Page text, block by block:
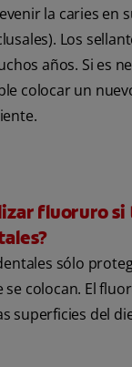
la caries en
Los
años. Si es
colocar un
fluoruro si
sólo
se colocan. El
superficies del